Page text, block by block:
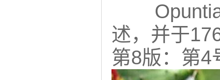
述，并于
第8版：第4